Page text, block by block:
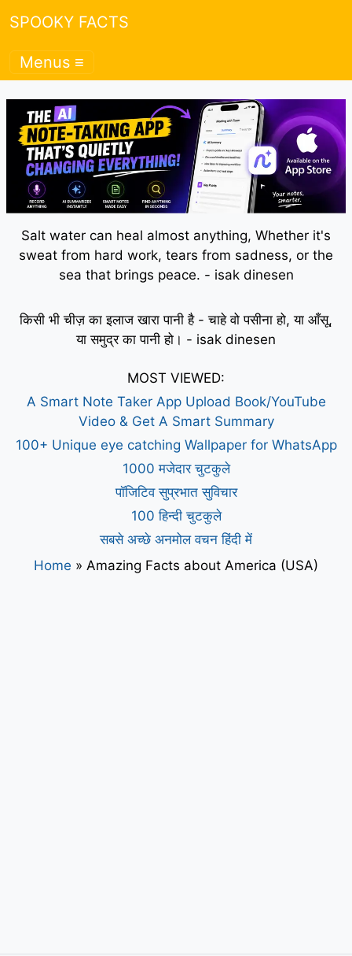
SPOOKY FACTS
Menus ≡
Salt water can heal almost anything, Whether it's
sweat from hard work, tears from sadness, or the
sea that brings peace. - isak dinesen
किसी भी चीज़ का इलाज खारा पानी है - चाहे वो पसीना हो, या आँसू,
या समुद्र का पानी हो। - isak dinesen
MOST VIEWED:
A Smart Note Taker App Upload Book/YouTube
Video & Get A Smart Summary
100+ Unique eye catching Wallpaper for WhatsApp
1000 मजेदार चुटकुले
पॉजिटिव सुप्रभात सुविचार
100 हिन्दी चुटकुले
सबसे अच्छे अनमोल वचन हिंदी में
Home » Amazing Facts about America (USA)